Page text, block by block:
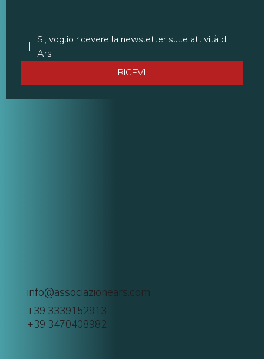
info@associazionears.com
+39 3339152913
+39 3470408982
Si, voglio ricevere la newsletter sulle attività di
Ars
RICEVI